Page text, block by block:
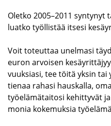
Olet­ko 2005–2011
luat­ko työl­lis­tää it­se­si
Voit to­teut­taa unel­ma­si
euron ar­voi­sen
vuuk­sia­si, tee töitä yksin tai
tie­naa ra­ha­si haus­kal­la,
työ­elä­mä­tai­to­si ke­hit­ty­vät
monia ko­ke­muk­sia